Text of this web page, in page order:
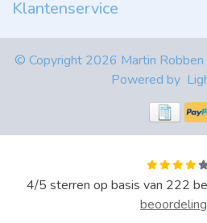
Klantenservice
© Copyright 2026 Martin Robben
Powered by
4/5 sterren op basis van 222